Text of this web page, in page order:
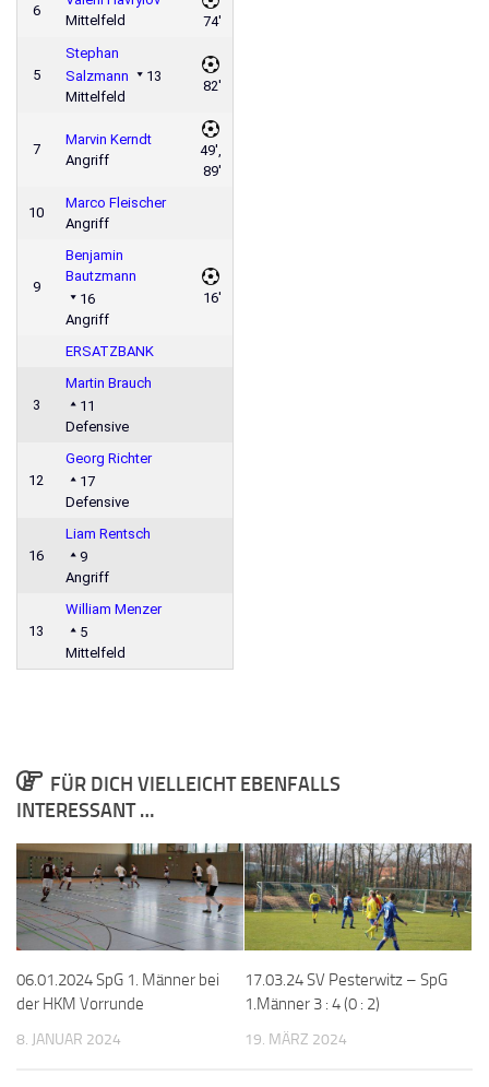
6
Mittelfeld
74'
5
Stephan
Salzmann
13
Mittelfeld
82'
7
Marvin Kerndt
Angriff
49',
89'
10
Marco Fleischer
Angriff
9
Benjamin
Bautzmann
16
Angriff
16'
ERSATZBANK
3
Martin Brauch
11
Defensive
12
Georg Richter
17
Defensive
16
Liam Rentsch
9
Angriff
13
William Menzer
5
Mittelfeld
FÜR DICH VIELLEICHT EBENFALLS
INTERESSANT …
06.01.2024 SpG 1. Männer bei
der HKM Vorrunde
8. JANUAR 2024
17.03.24 SV Pesterwitz – SpG
1.Männer 3 : 4 (0 : 2)
19. MÄRZ 2024